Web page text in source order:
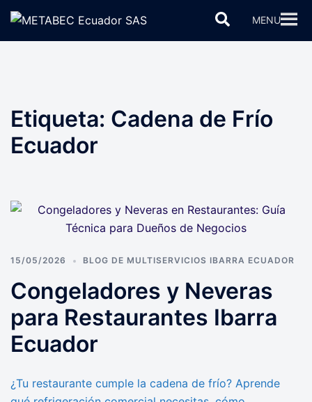
Saltar
contenido
Buscar MENU
Etiqueta: Cadena de Frío
Ecuador
15/05/2026 BLOG DE MULTISERVICIOS IBARRA ECUADOR
Congeladores y Neveras
para Restaurantes Ibarra
Ecuador
¿Tu restaurante cumple la cadena de frío? Aprende